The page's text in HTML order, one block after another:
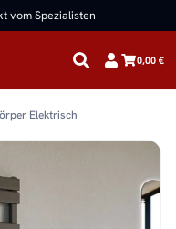
vom Spezialisten
0,00 €
Elektrisch